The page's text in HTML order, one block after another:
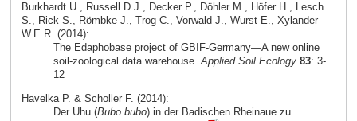
Burkhardt U., Russell D.J., Decker P., Döhler M., Höfer H., Lesch
S., Rick S., Römbke J., Trog C., Vorwald J., Wurst E., Xylander
W.E.R. (2014):
The Edaphobase project of GBIF-Germany—A new online
soil-zoological data warehouse.Applied Soil Ecology 83: 3-
12
Havelka P. & Scholler F. (2014):
Der Uhu (Bubo bubo) in der Badischen Rheinaue zu